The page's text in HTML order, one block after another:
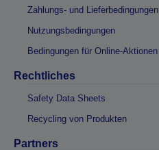
Zahlungs- und Lieferbedingungen
Nutzungsbedingungen
Bedingungen für Online-Aktionen
Rechtliches
Safety Data Sheets
Recycling von Produkten
Partners